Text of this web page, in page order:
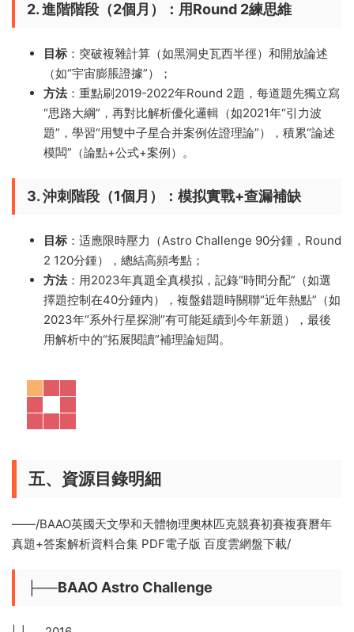
2. 進階階段（2個月）：用Round 2練思維
目标 ：突破複雜計算（如黑洞史瓦西半徑）和開放論述
（如“宇宙膨脹證據”）；
方法：重點刷2019-2022年Round 2題，每道題先獨立寫
“思路大綱”，再對比解析優化邏輯（如2021年“引力波
題”，學習“用雙中子星合并案例佐證理論”），積累“論述
模闆”（論點+公式+案例）。
3. 沖刺階段（1個月）：模拟實戰+查漏補缺
目标 ：适應限時壓力（Astro Challenge 90分鍾，Round
2 120分鍾），總結高頻考點；
方法：用2023年真題全真模拟，記錄“時間分配”（如選
擇題控制在40分鍾内），複盤錯題時關聯“近年熱點”（如
2023年“系外行星探測”有可能延續到今年新題），最後
用解析中的“拓展閱讀”補理論短闆。